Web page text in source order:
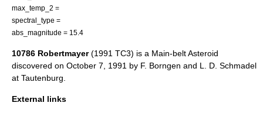
max_temp_2 =
spectral_type =
abs_magnitude = 15.4
10786 Robertmayer(1991 TC3) is a Main-belt Asteroid
discovered on October 7 1991 by F. Borngen and L. D. Schmadel
at Tautenburg
External links